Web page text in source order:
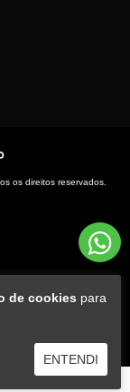
de cookies para
ENTENDI
os direitos reservados.